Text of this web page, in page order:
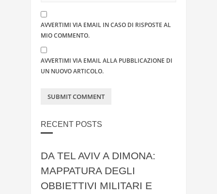
AVVERTIMI VIA EMAIL IN CASO DI RISPOSTE AL
MIO COMMENTO.
AVVERTIMI VIA EMAIL ALLA PUBBLICAZIONE DI
UN NUOVO ARTICOLO.
RECENT POSTS
DA TEL AVIV A DIMONA:
MAPPATURA DEGLI
OBBIETTIVI MILITARI E